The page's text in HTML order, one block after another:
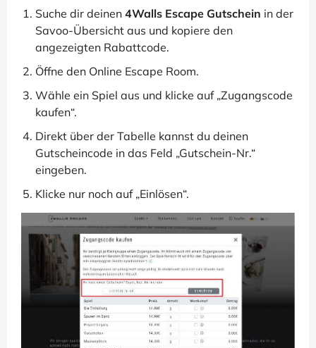
Suche dir deinen 4Walls Escape Gutschein in der
Savoo-Übersicht aus und kopiere den
angezeigten Rabattcode.
Öffne den Online Escape Room.
Wähle ein Spiel aus und klicke auf „Zugangscode
kaufen“.
Direkt über der Tabelle kannst du deinen
Gutscheincode in das Feld „Gutschein-Nr.“
eingeben.
Klicke nur noch auf „Einlösen“.